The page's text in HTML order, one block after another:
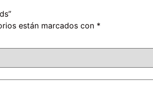
están marcados con *